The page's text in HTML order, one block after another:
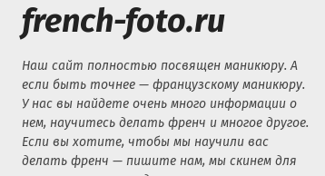
french-foto.ru
Наш сайт полностью посвящен маникюру. А
если быть точнее — французскому маникюру.
У нас вы найдете очень много информации о
нем, научитесь делать френч и многое другое.
Если вы хотите, чтобы мы научили вас
делать френч — пишите нам, мы скинем для